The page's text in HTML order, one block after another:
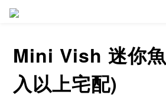
Mini Vish 迷你
入以上宅配)